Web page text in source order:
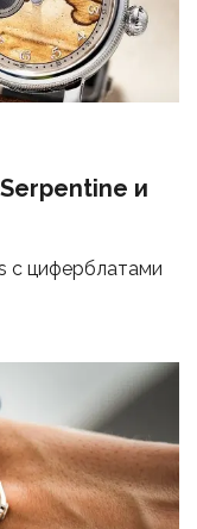
и
с циферблатами